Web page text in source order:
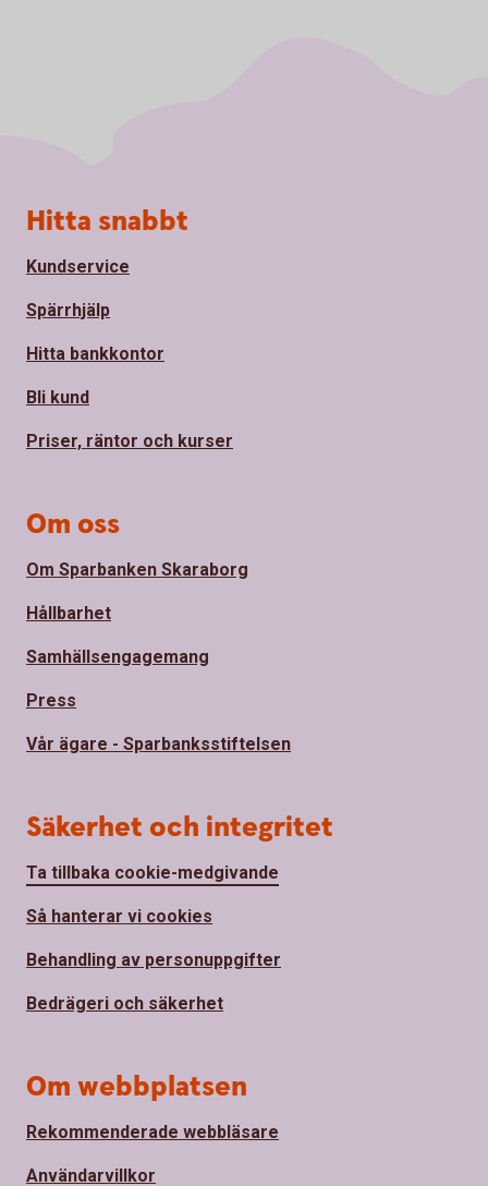
Sidfot
Hitta snabbt
Kundservice
Spärrhjälp
Hitta bankkontor
Bli kund
Priser, räntor och kurser
Om oss
Om Sparbanken Skaraborg
Hållbarhet
Samhällsengagemang
Press
Vår ägare - Sparbanksstiftelsen
Säkerhet och integritet
Ta tillbaka cookie-medgivande
Så hanterar vi cookies
Behandling av personuppgifter
Bedrägeri och säkerhet
Om webbplatsen
Rekommenderade webbläsare
Användarvillkor